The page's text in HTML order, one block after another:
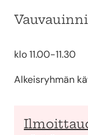
klo 11.00-11.30
Alkeisryhmän